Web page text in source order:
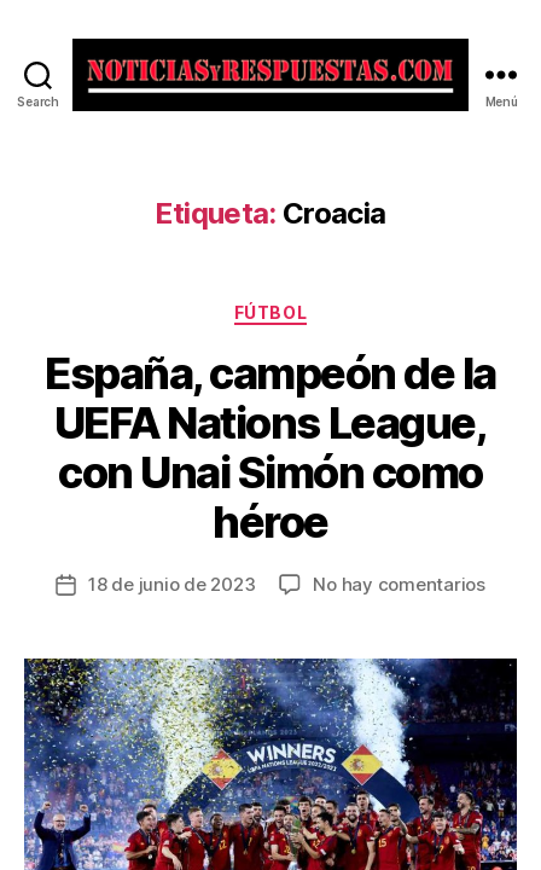
Search Menú
Etiqueta: Croacia
Categorías
FÚTBOL
España, campeón de la
UEFA Nations League,
con Unai Simón como
héroe
Fecha
entrada
18 de junio de 2023 No hay comentariosen
de
UEFA
con
Unai
Simón